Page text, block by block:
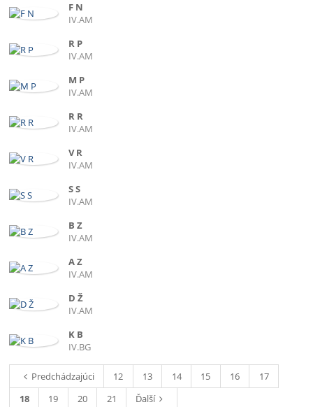
F N
IV.AM
R P
IV.AM
M P
IV.AM
R R
IV.AM
V R
IV.AM
S S
IV.AM
B Z
IV.AM
A Z
IV.AM
D Ž
IV.AM
K B
IV.BG
Predchádzajúci 12 13 14 15 16
17
18
19 20 21 Ďalší